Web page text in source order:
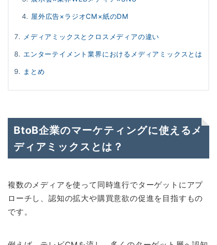
屋外広告×ラジオCM×紙のDM
メディアミックスとクロスメディアの違い
エンターテイメント業界におけるメディアミックスとは
まとめ
BtoB企業のマーケティングに使えるメ
ディアミックスとは？
複数のメディアを使って同時進行でターゲットにアプ
ローチし、認知の拡大や購買意欲の促進を目指すもの
です。